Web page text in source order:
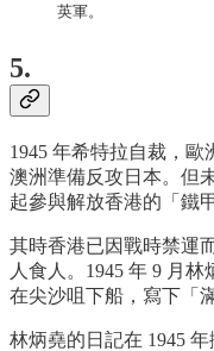
英軍。
5.
1945 年希特拉自裁，歐
澳洲準備反攻日本。但
起參與解放香港的「鐵
其時香港已因戰時禁運
人食人。1945 年 9 月林
在尖沙咀下船，寫下「
林炳堯的日記在 1945